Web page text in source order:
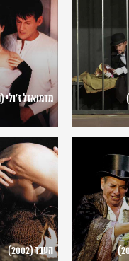
ז'ולי
מדמואזל ז'ולי (2001)
העבד
(2002)
העבד (2002)